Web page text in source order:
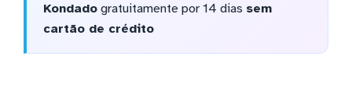
Kondadogratuitamente por 14 dias sem
cartão de crédito